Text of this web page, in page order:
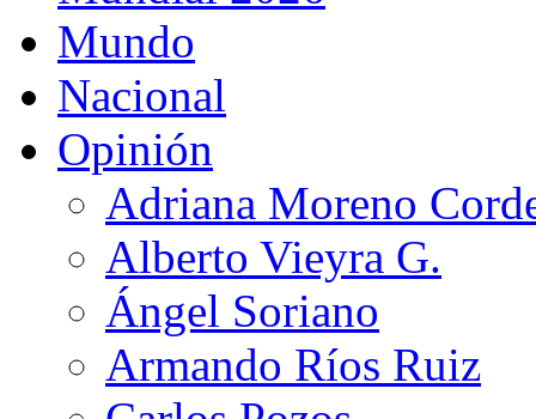
Mundo
Nacional
Opinión
Adriana Moreno
Alberto Vieyra G.
Ángel Soriano
Armando Ríos Ruiz